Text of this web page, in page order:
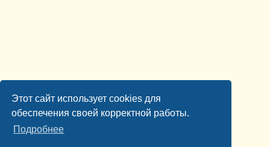
Этот сайт использует cookies для
обеспечения своей корректной работы.
Подробнее